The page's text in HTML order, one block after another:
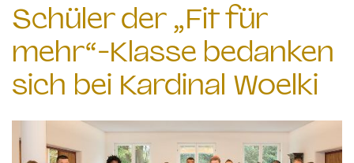
Schüler der „Fit für
mehr“-Klasse bedanken
sich bei Kardinal Woelki